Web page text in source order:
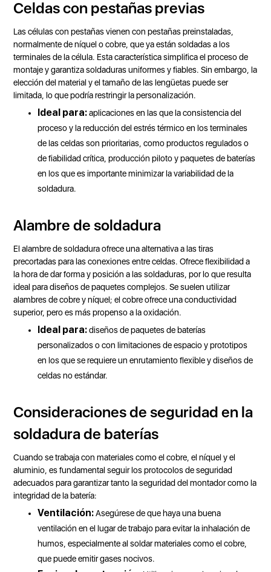
Celdas con pestañas previas
Las células con pestañas vienen con pestañas preinstaladas,
normalmente de níquel o cobre, que ya están soldadas a los
terminales de la célula. Esta característica simplifica el proceso de
montaje y garantiza soldaduras uniformes y fiables. Sin embargo, la
elección del material y el tamaño de las lengüetas puede ser
limitada, lo que podría restringir la personalización.
Ideal para:aplicaciones en las que la consistencia del
proceso y la reducción del estrés térmico en los terminales
de las celdas son prioritarias, como productos regulados o
de fiabilidad crítica, producción piloto y paquetes de baterías
en los que es importante minimizar la variabilidad de la
soldadura.
Alambre de soldadura
El alambre de soldadura ofrece una alternativa a las tiras
precortadas para las conexiones entre celdas. Ofrece flexibilidad a
la hora de dar forma y posición a las soldaduras, por lo que resulta
ideal para diseños de paquetes complejos. Se suelen utilizar
alambres de cobre y níquel; el cobre ofrece una conductividad
superior, pero es más propenso a la oxidación.
Ideal para:diseños de paquetes de baterías
personalizados o con limitaciones de espacio y prototipos
en los que se requiere un enrutamiento flexible y diseños de
celdas no estándar.
Consideraciones de seguridad en la
soldadura de baterías
Cuando se trabaja con materiales como el cobre, el níquel y el
aluminio, es fundamental seguir los protocolos de seguridad
adecuados para garantizar tanto la seguridad del montador como la
integridad de la batería:
Ventilación:Asegúrese de que haya una buena
ventilación en el lugar de trabajo para evitar la inhalación de
humos, especialmente al soldar materiales como el cobre,
que puede emitir gases nocivos.